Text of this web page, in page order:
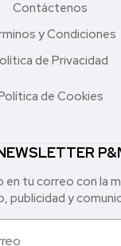
Contáctenos
y Condiciones
de Privacidad
de Cookies
tu correo con la
publicidad y